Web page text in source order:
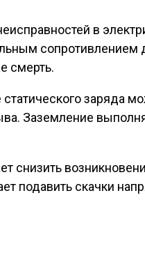
в
сопротивлением
смерть.
заряда
Заземление
снизить
подавить скачки